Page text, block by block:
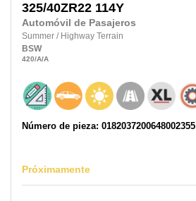
325/40ZR22 114Y
Automóvil de Pasajeros
Summer / Highway Terrain
BSW
420/A/A
Número de pieza: 0182037200648002355
Próximamente